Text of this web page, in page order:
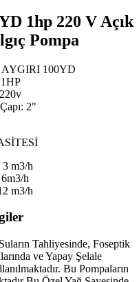
1hp 220 V Açık
Pompa
AYGIRI 100YD
2"
3 m3/h
h
m3/h
Tahliyesinde, Foseptik
ve Yapay Şelale
Bu Pompaların